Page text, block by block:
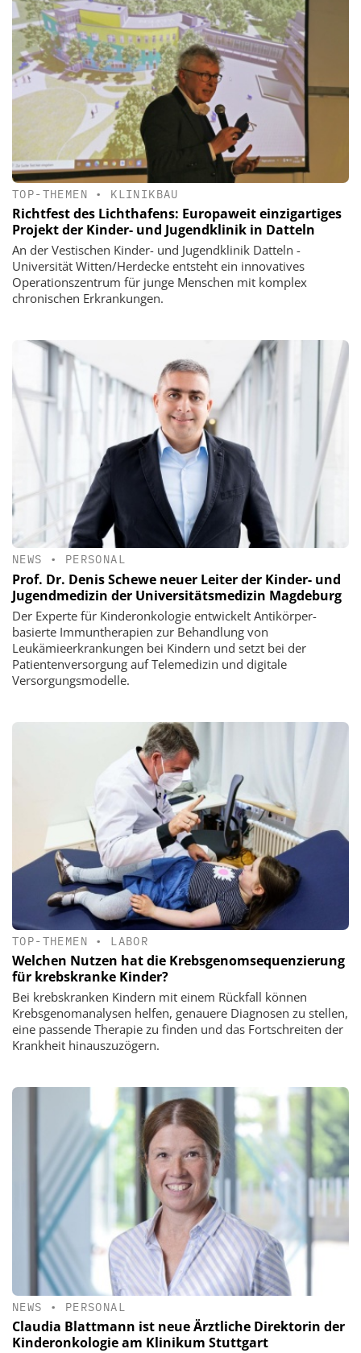
TOP-THEMEN • KLINIKBAU
Richtfest des Lichthafens: Europaweit einzigartiges
Projekt der Kinder- und Jugendklinik in Datteln
An der Vestischen Kinder- und Jugendklinik Datteln -
Universität Witten/Herdecke entsteht ein innovatives
Operationszentrum für junge Menschen mit komplex
chronischen Erkrankungen.
NEWS • PERSONAL
Prof. Dr. Denis Schewe neuer Leiter der Kinder- und
Jugendmedizin der Universitätsmedizin Magdeburg
Der Experte für Kinderonkologie entwickelt Antikörper-
basierte Immuntherapien zur Behandlung von
Leukämieerkrankungen bei Kindern und setzt bei der
Patientenversorgung auf Telemedizin und digitale
Versorgungsmodelle.
TOP-THEMEN • LABOR
Welchen Nutzen hat die Krebsgenomsequenzierung
für krebskranke Kinder?
Bei krebskranken Kindern mit einem Rückfall können
Krebsgenomanalysen helfen, genauere Diagnosen zu stellen,
eine passende Therapie zu finden und das Fortschreiten der
Krankheit hinauszuzögern.
NEWS • PERSONAL
Claudia Blattmann ist neue Ärztliche Direktorin der
Kinderonkologie am Klinikum Stuttgart